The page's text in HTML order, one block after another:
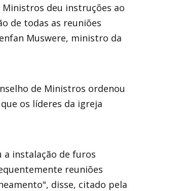
Ministros deu instruções ao
de todas as reuniões
Muswere, ministro da
de Ministros ordenou
os líderes da igreja
a instalação de furos
reuniões
disse, citado pela